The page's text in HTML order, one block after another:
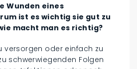
Wunden eines
ist es wichtig sie gut zu
macht man es richtig?
versorgen oder einfach zu
schwerwiegenden Folgen